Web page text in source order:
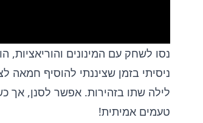
נסו לשחק עם המינונים
ניסיתי בזמן שציננתי להוסיף חמאה
לילה שתו בזהירות. אפשר לסנן, אך
טעמים אמיתית!